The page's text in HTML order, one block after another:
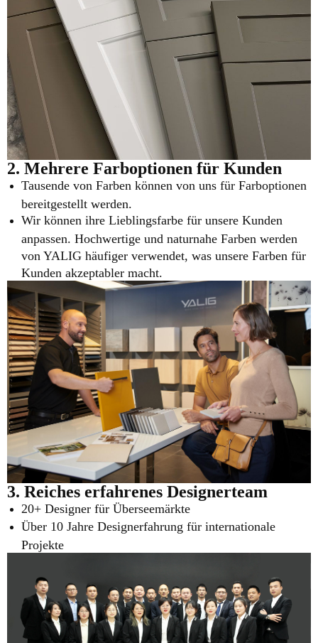
2. Mehrere Farboptionen für Kunden
Tausende von Farben können von uns für Farboptionen
bereitgestellt werden.
Wir können ihre Lieblingsfarbe für unsere Kunden
anpassen. Hochwertige und naturnahe Farben werden
von YALIG häufiger verwendet, was unsere Farben für
Kunden akzeptabler macht.
3. Reiches erfahrenes Designerteam
20+ Designer für Überseemärkte
Über 10 Jahre Designerfahrung für internationale
Projekte